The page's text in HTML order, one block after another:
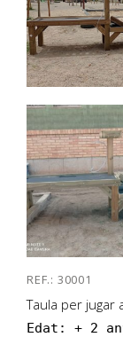
REF.: 30001
Taula per jugar
Edat: + 2